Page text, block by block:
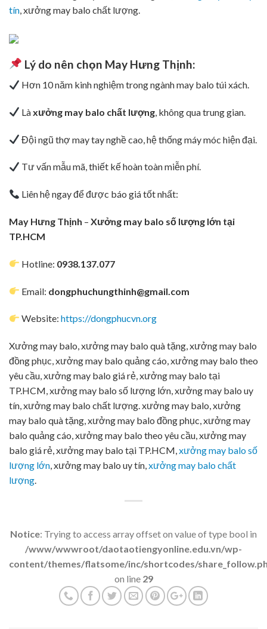
tín, xưởng may balo chất lượng.
Lý do nên chọn May Hưng Thịnh:
Hơn 10 năm kinh nghiệm trong ngành may balo túi xách.
Làxưởng may balo chất lượng, không qua trung gian.
Đội ngũ thợ may tay nghề cao, hệ thống máy móc hiện đại.
Tư vấn mẫu mã, thiết kế hoàn toàn miễn phí.
Liên hệ ngay để được báo giá tốt nhất:
May Hưng Thịnh – Xưởng may balo số lượng lớn tại
TP.HCM
Hotline: 0938.137.077
Email: dongphuchungthinh@gmail.com
Website:https://dongphucvn.org
Xưởng may balo, xưởng may balo quà tặng, xưởng may balo
đồng phục, xưởng may balo quảng cáo, xưởng may balo theo
yêu cầu, xưởng may balo giá rẻ, xưởng may balo tại
TP.HCM, xưởng may balo số lượng lớn, xưởng may balo uy
tín, xưởng may balo chất lượng. xưởng may balo, xưởng
may balo quà tặng, xưởng may balo đồng phục, xưởng may
balo quảng cáo, xưởng may balo theo yêu cầu, xưởng may
balo giá rẻ, xưởng may balo tại TP.HCM,xưởng may balo số
lượng lớn, xưởng may balo uy tín,xưởng may balo chất
lượng.
Notice: Trying to access array offset on value of type bool in
/www/wwwroot/daotaotiengyonline.edu.vn/wp-
content/themes/flatsome/inc/shortcodes/
on line 29